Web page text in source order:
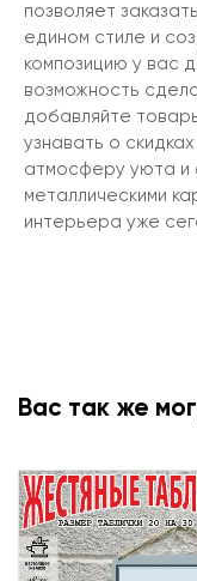
позволяет
едином стиле и
композицию у вас
возможность
добавляйте
узнавать о
атмосферу уюта и
металлическими
интерьера уже
Вас так же